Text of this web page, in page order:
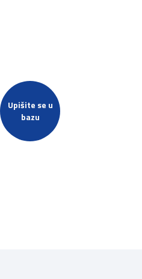
Upišite se u
bazu